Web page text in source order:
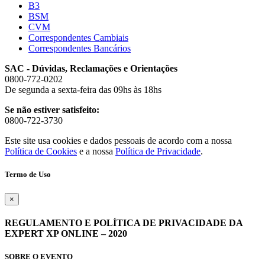
B3
BSM
CVM
Correspondentes Cambiais
Correspondentes Bancários
SAC - Dúvidas, Reclamações e Orientações
0800-772-0202
De segunda a sexta-feira das 09hs às 18hs
Se não estiver satisfeito:
0800-722-3730
Este site usa cookies e dados pessoais de acordo com a nossa
Política de Cookies e a nossa Política de Privacidade.
Termo de Uso
×
REGULAMENTO E POLÍTICA DE PRIVACIDADE DA
EXPERT XP ONLINE – 2020
SOBRE O EVENTO